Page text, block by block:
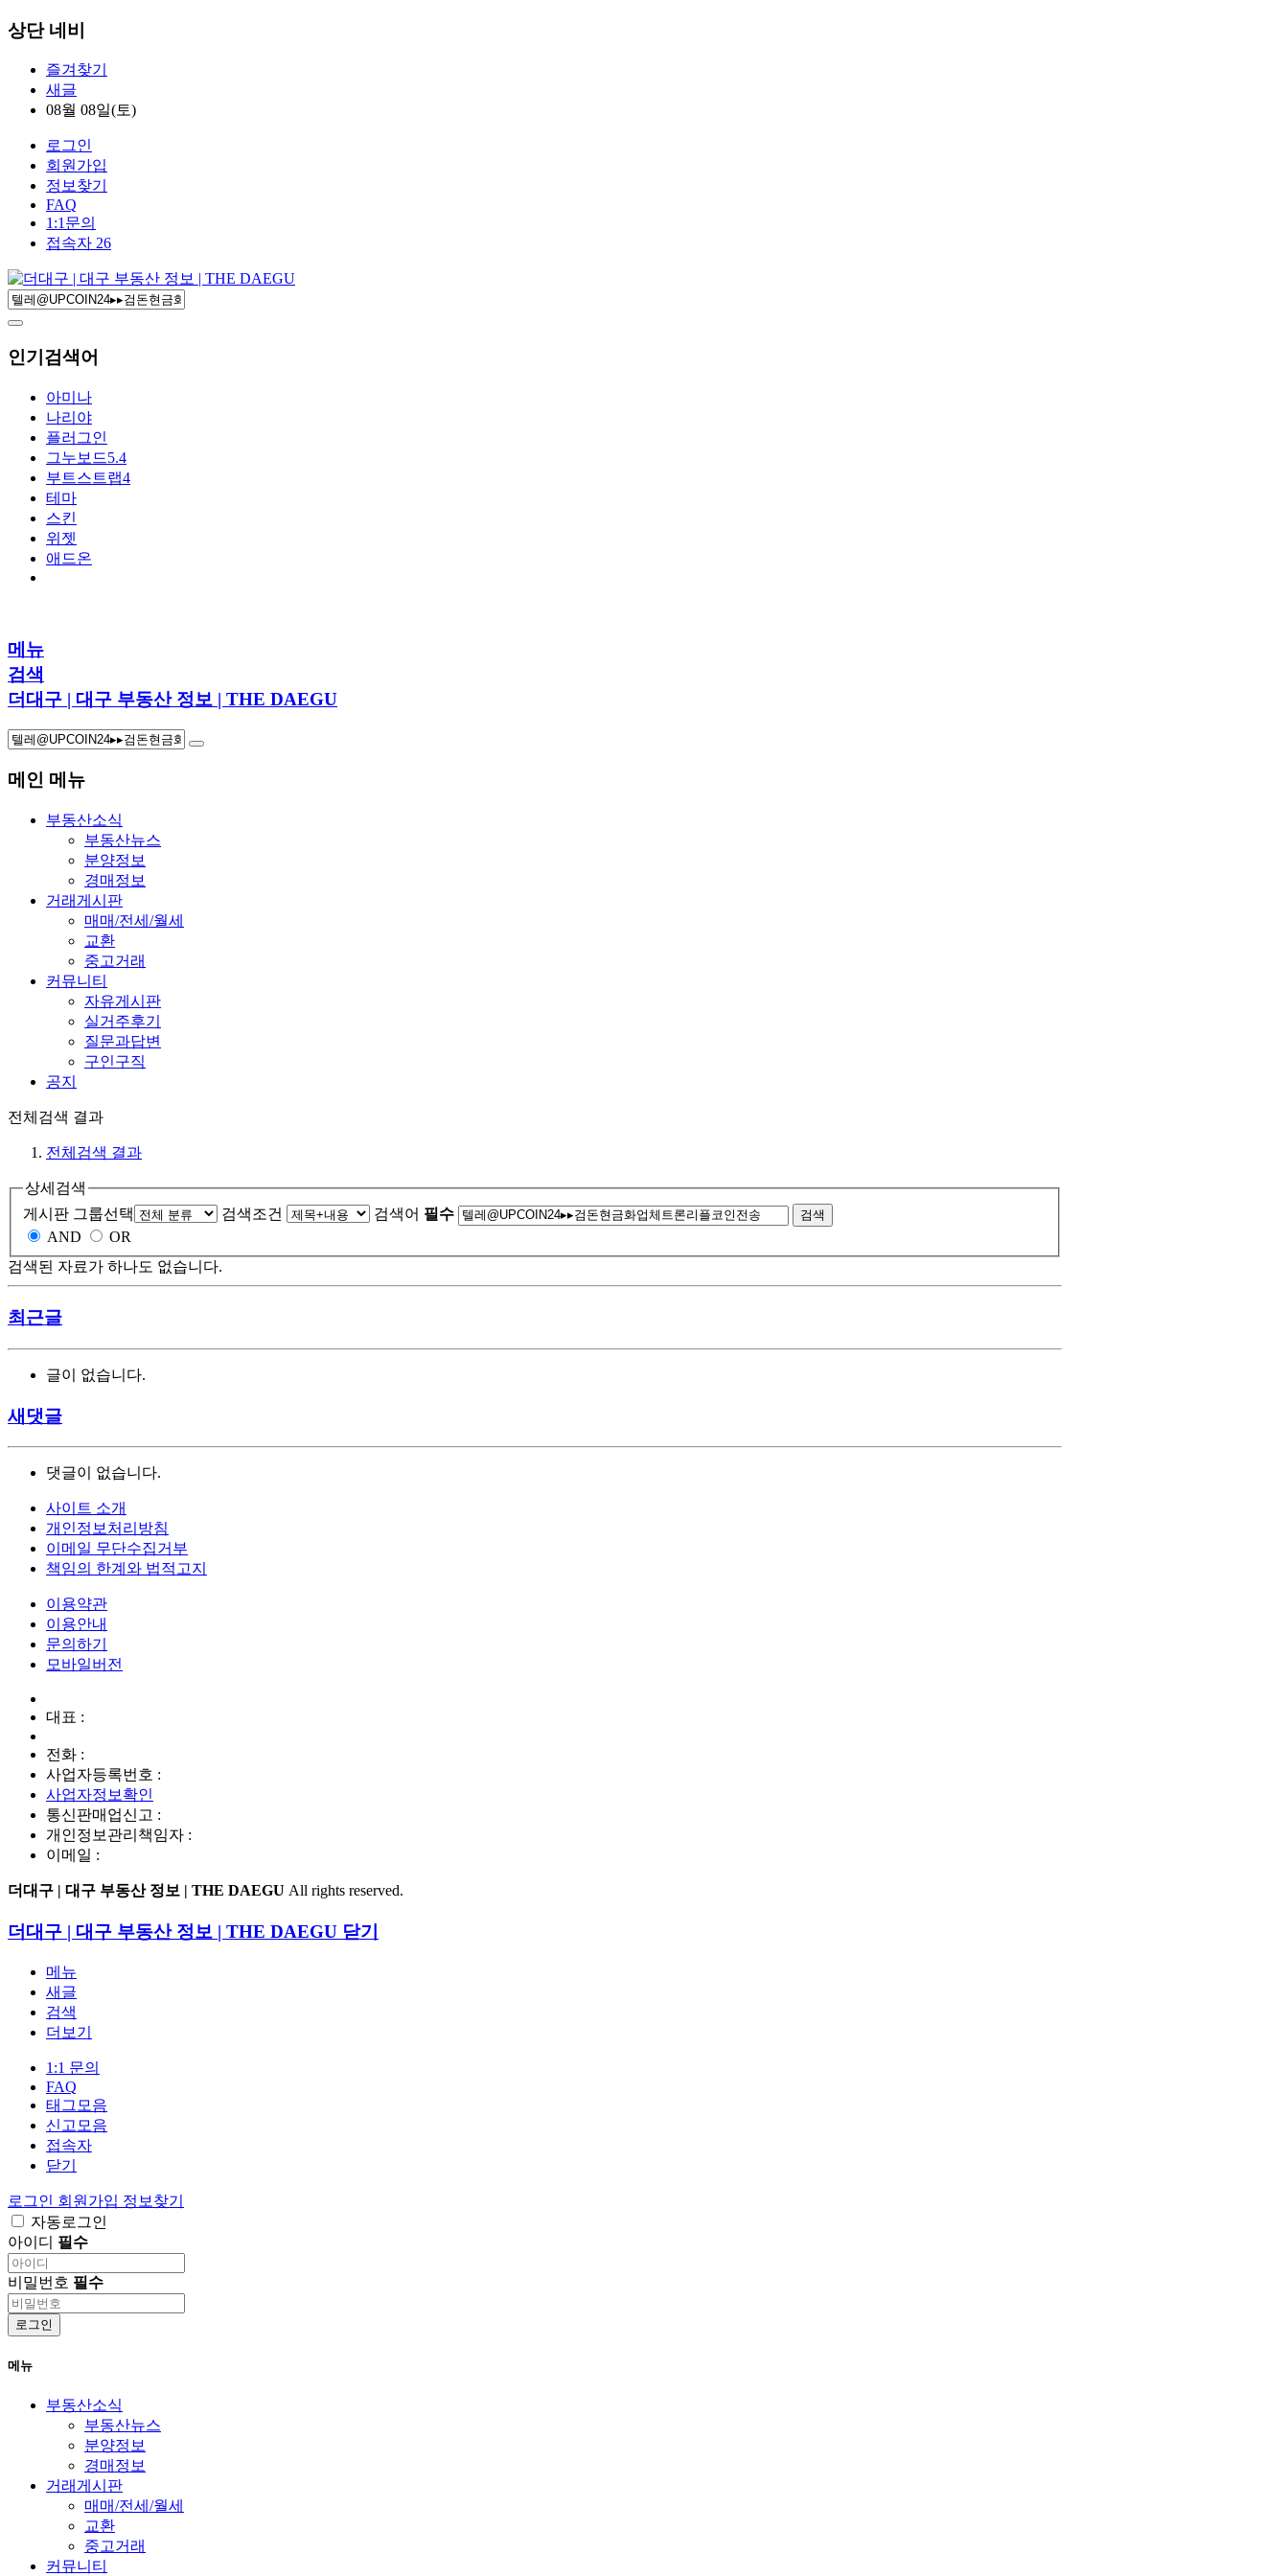
상단 네비
즐겨찾기
새글
08월 08일(토)
로그인
회원가입
정보찾기
FAQ
1:1문의
접속자 26
인기검색어
아미나
나리야
플러그인
그누보드5.4
부트스트랩4
테마
스킨
위젯
애드온
메뉴
검색
더대구 | 대구 부동산 정보 | THE DAEGU
메인 메뉴
부동산소식
부동산뉴스
분양정보
경매정보
거래게시판
매매/전세/월세
교환
중고거래
커뮤니티
자유게시판
실거주후기
질문과답변
구인구직
공지
전체검색 결과
전체검색 결과
상세검색
게시판 그룹선택
검색조건 검색어 필수 검색
AND
OR
검색된 자료가 하나도 없습니다.
최근글
글이 없습니다.
새댓글
댓글이 없습니다.
사이트 소개
개인정보처리방침
이메일 무단수집거부
책임의 한계와 법적고지
이용약관
이용안내
문의하기
모바일버전
대표 :
전화 :
사업자등록번호 :
사업자정보확인
통신판매업신고 :
개인정보관리책임자 :
이메일 :
더대구 | 대구 부동산 정보 | THE DAEGU All rights reserved.
더대구 | 대구 부동산 정보 | THE DAEGU 닫기
메뉴
새글
검색
더보기
1:1 문의
FAQ
태그모음
신고모음
접속자
닫기
로그인 회원가입 정보찾기
자동로그인
아이디 필수
비밀번호 필수
로그인
메뉴
부동산소식
부동산뉴스
분양정보
경매정보
거래게시판
매매/전세/월세
교환
중고거래
커뮤니티